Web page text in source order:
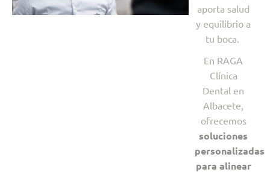
aporta salud
y equilibrio a
tu boca.
En RAGA
Clínica
Dental en
Albacete,
ofrecemos
soluciones
personalizadas
para alinear